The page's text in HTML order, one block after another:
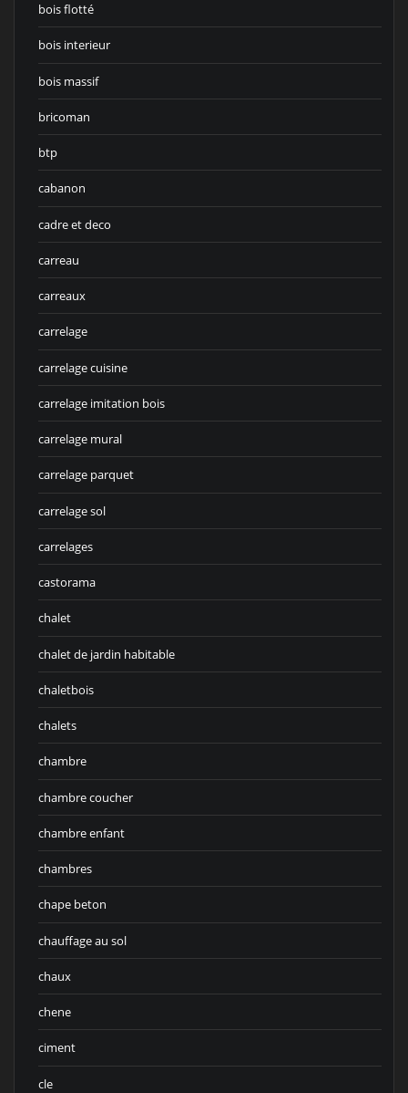
bois flotté
bois interieur
bois massif
bricoman
btp
cabanon
cadre et deco
carreau
carreaux
carrelage
carrelage cuisine
carrelage imitation bois
carrelage mural
carrelage parquet
carrelage sol
carrelages
castorama
chalet
chalet de jardin habitable
chaletbois
chalets
chambre
chambre coucher
chambre enfant
chambres
chape beton
chauffage au sol
chaux
chene
ciment
cle